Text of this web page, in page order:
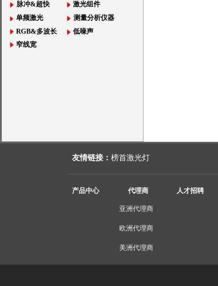
单频激光
脉冲&超快
RGB&多波长
激光组件
测量分析仪器
低噪声
窄线宽
产品中心 代理商 人才招聘
亚洲代理商
欧洲代理商
美洲代理商
友情链接： 榜首激光灯